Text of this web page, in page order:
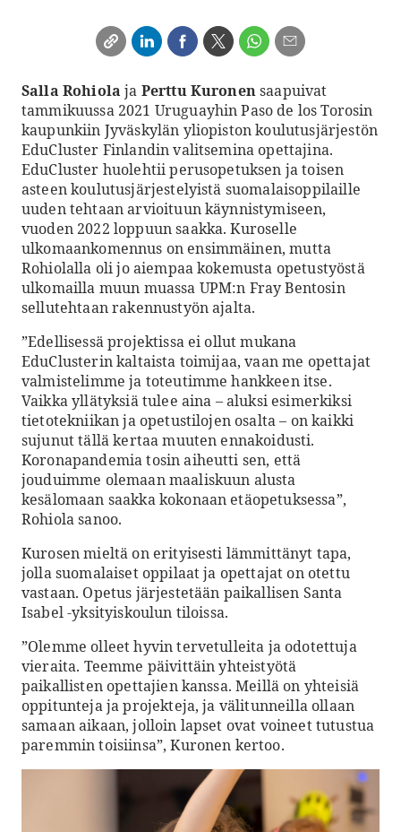
Salla Rohiola ja Perttu Kuronensaapuivat
tammikuussa 2021 Uruguayhin Paso de los Torosin
kaupunkiin Jyväskylän yliopiston koulutusjärjestön
EduCluster Finlandin valitsemina opettajina.
EduCluster huolehtii perusopetuksen ja toisen
asteen koulutusjärjestelyistä suomalaisoppilaille
uuden tehtaan arvioituun käynnistymiseen,
vuoden 2022 loppuun saakka. Kuroselle
ulkomaankomennus on ensimmäinen, mutta
Rohiolalla oli jo aiempaa kokemusta opetustyöstä
ulkomailla muun muassa UPM:n Fray Bentosin
sellutehtaan rakennustyön ajalta.
”Edellisessä projektissa ei ollut mukana
EduClusterin kaltaista toimijaa, vaan me opettajat
valmistelimme ja toteutimme hankkeen itse.
Vaikka yllätyksiä tulee aina – aluksi esimerkiksi
tietotekniikan ja opetustilojen osalta – on kaikki
sujunut tällä kertaa muuten ennakoidusti.
Koronapandemia tosin aiheutti sen, että
jouduimme olemaan maaliskuun alusta
kesälomaan saakka kokonaan etäopetuksessa”,
Rohiola sanoo.
Kurosen mieltä on erityisesti lämmittänyt tapa,
jolla suomalaiset oppilaat ja opettajat on otettu
vastaan. Opetus järjestetään paikallisen Santa
Isabel -yksityiskoulun tiloissa.
”Olemme olleet hyvin tervetulleita ja odotettuja
vieraita. Teemme päivittäin yhteistyötä
paikallisten opettajien kanssa. Meillä on yhteisiä
oppitunteja ja projekteja, ja välitunneilla ollaan
samaan aikaan, jolloin lapset ovat voineet tutustua
paremmin toisiinsa”, Kuronen kertoo.